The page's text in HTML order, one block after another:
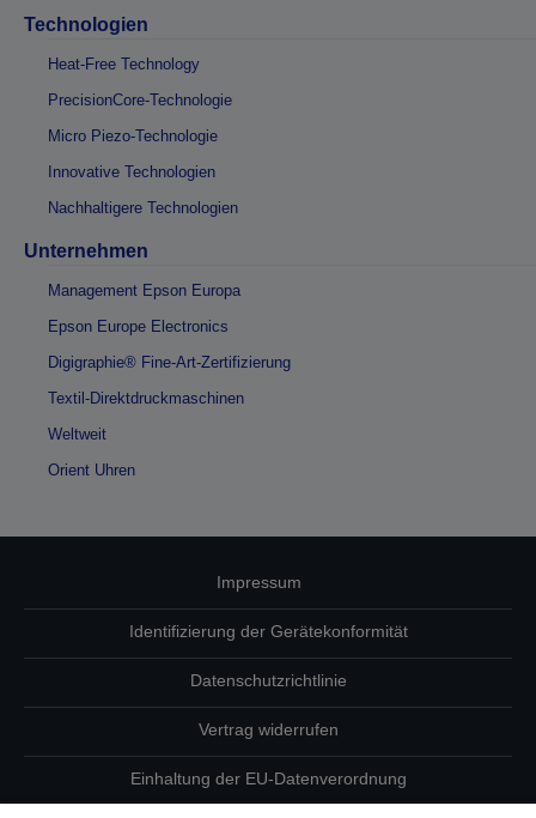
Technologien
Heat-Free Technology
PrecisionCore-Technologie
Micro Piezo-Technologie
Innovative Technologien
Nachhaltigere Technologien
Unternehmen
Management Epson Europa
Epson Europe Electronics
Digigraphie® Fine-Art-Zertifizierung
Textil-Direktdruckmaschinen
Weltweit
Orient Uhren
Impressum
Identifizierung der Gerätekonformität
Datenschutzrichtlinie
Vertrag widerrufen
Einhaltung der EU-Datenverordnung